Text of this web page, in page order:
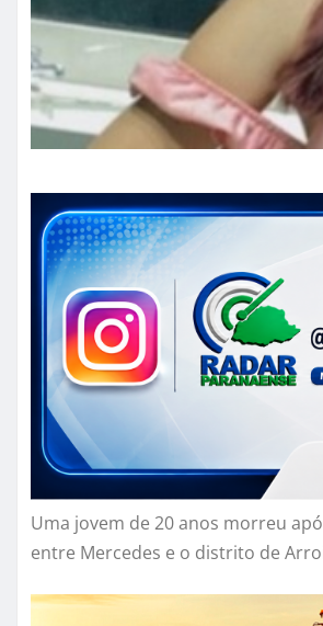
Uma jovem de 20 anos morreu
entre Mercedes e o distrito de